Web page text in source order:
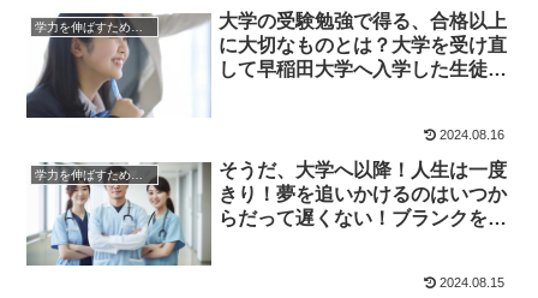
学力を伸ばすためのヒント
大学の受験勉強で得る、合格以上
に大切なものとは？大学を受け直
して早稲田大学へ入学した生徒の
2024.08.16
学力を伸ばすためのヒント
そうだ、大学へ以降！人生は一度
きり！夢を追いかけるのはいつか
らだって遅くない！ブランクを乗
2024.08.15